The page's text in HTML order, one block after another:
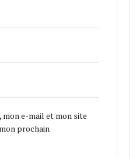
e-mail et mon site
prochain